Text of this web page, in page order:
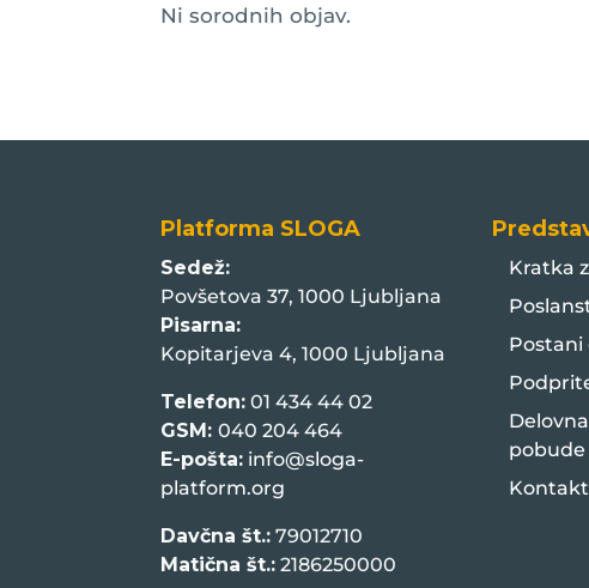
Ni sorodnih objav.
Platforma SLOGA
Sedež:
Povšetova 37, 1000 Ljubljana
Pisarna:
Kopitarjeva 4, 1000 Ljubljana
Telefon: 01 434 44 02
GSM:040 204 464
E-pošta: info@sloga-
platform.org
Davčna št.: 79012710
Matična št.: 2186250000
Kratka
Postani
pobude